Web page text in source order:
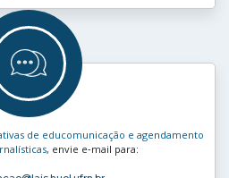
de educomunicação e agendamento
, envie e‑mail para: